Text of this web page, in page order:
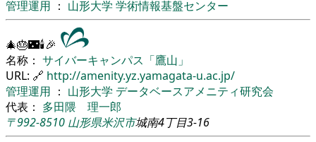
管理運用 ： 山形大学 学術情報基盤センター
🎄🎂🌃🕯🎉
名称： サイバーキャンパス「鷹山」
URL: 🔗 http://amenity.yz.yamagata-u.ac.jp/
管理運用 ： 山形大学 データベースアメニティ研究会
代表： 多田隈 理一郎
〒992-8510 山形県米沢市城南4丁目3-16